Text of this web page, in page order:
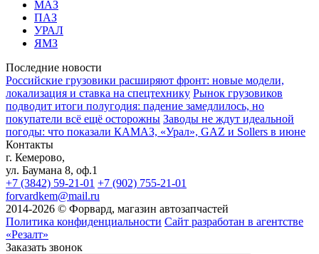
МАЗ
ПАЗ
УРАЛ
ЯМЗ
Последние новости
Российские грузовики расширяют фронт: новые модели,
локализация и ставка на спецтехнику Рынок грузовиков
подводит итоги полугодия: падение замедлилось, но
покупатели всё ещё осторожны Заводы не ждут идеальной
погоды: что показали КАМАЗ, «Урал», GAZ и Sollers в июне
Контакты
г. Кемерово,
ул. Баумана 8, оф.1
+7 (3842) 59-21-01 +7 (902) 755-21-01
forvardkem@mail.ru
2014-2026 © Форвард, магазин автозапчастей
Политика конфиденциальности Сайт разработан в агентстве
«Резалт»
Заказать звонок